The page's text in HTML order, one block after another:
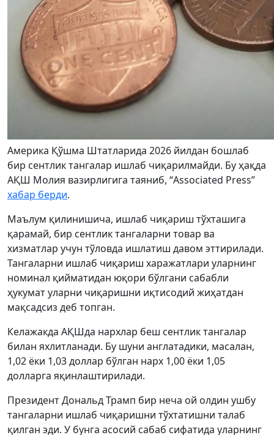
Америка Қўшма Штатларида 2026 йилдан бошлаб
бир сентлик тангалар ишлаб чиқарилмайди. Бу ҳақда
АҚШ Молия вазирлигига таяниб, “Associated Press”
хабар берди.
Маълум қилинишича, ишлаб чиқариш тўхташига
қарамай, бир сентлик тангаларни товар ва
хизматлар учун тўловда ишлатиш давом эттирилади.
Тангаларни ишлаб чиқариш харажатлари уларнинг
номинал қийматидан юқори бўлгани сабабли
ҳукумат уларни чиқаришни иқтисодий жиҳатдан
мақсадсиз деб топган.
Келажакда АҚШда нархлар беш сентлик тангалар
билан яхлитланади. Бу шуни англатадики, масалан,
1,02 ёки 1,03 доллар бўлган нарх 1,00 ёки 1,05
долларга яқинлаштирилади.
Президент Дональд Трамп бир неча ой олдин ушбу
тангаларни ишлаб чиқаришни тўхтатишни талаб
қилган эди. У бунга асосий сабаб сифатида уларнинг